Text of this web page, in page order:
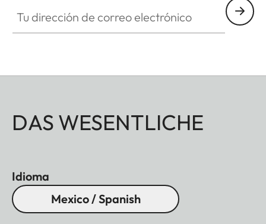
DAS WESENTLICHE
Idioma
Mexico / Spanish